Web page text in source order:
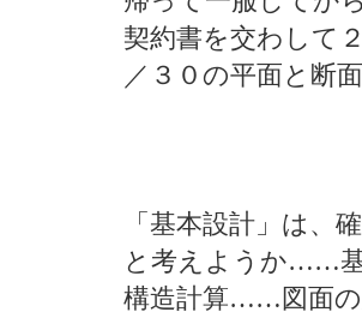
契約書を交わして
／３０の平面と断
「基本設計」は、
と考えようか……
構造計算……図面の